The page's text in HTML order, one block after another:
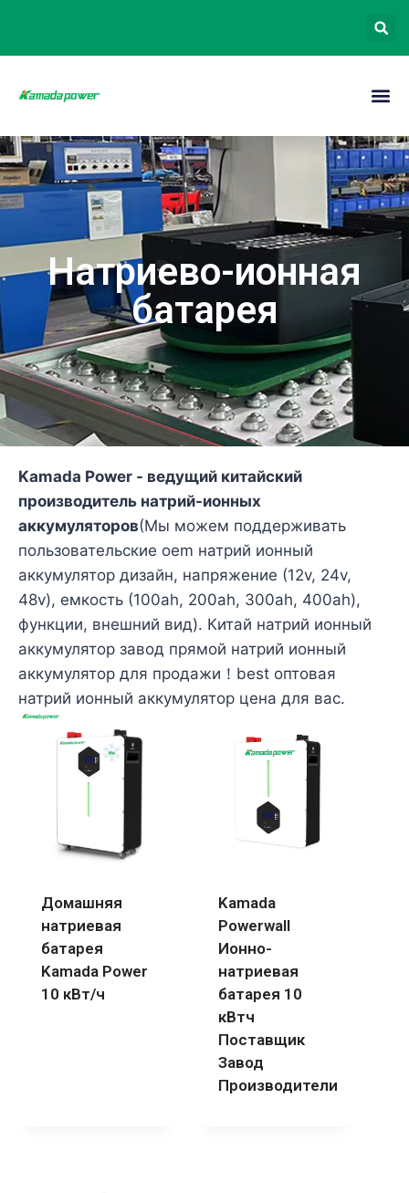
Натриево-ионная
батарея
Kamada Power - ведущий китайский
производитель натрий-ионных
аккумуляторов(Мы можем поддерживать
пользовательские oem натрий ионный
аккумулятор дизайн, напряжение (12v, 24v,
48v), емкость (100ah, 200ah, 300ah, 400ah),
функции, внешний вид). Китай натрий ионный
аккумулятор завод прямой натрий ионный
аккумулятор для продажи！best оптовая
натрий ионный аккумулятор цена для вас.
Домашняя
натриевая
батарея
Kamada Power
10 кВт/ч
Kamada
Powerwall
Ионно-
натриевая
батарея 10
кВтч
Поставщик
Завод
Производители